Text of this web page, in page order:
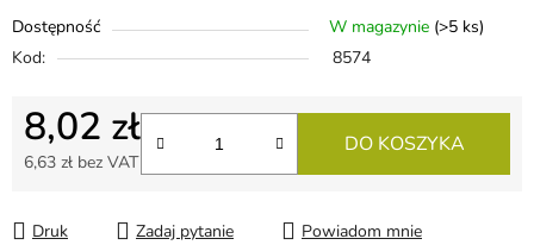
Dostępność W magazynie (>5 ks)
Kod:
8574
8,02 zł
6,63 zł bez VAT
DO KOSZYKA
Druk Zadaj pytanie
Powiadom mnie